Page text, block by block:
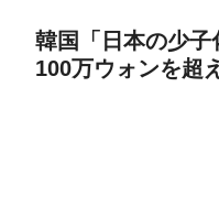
韓国「日本の少子
100万ウォンを超